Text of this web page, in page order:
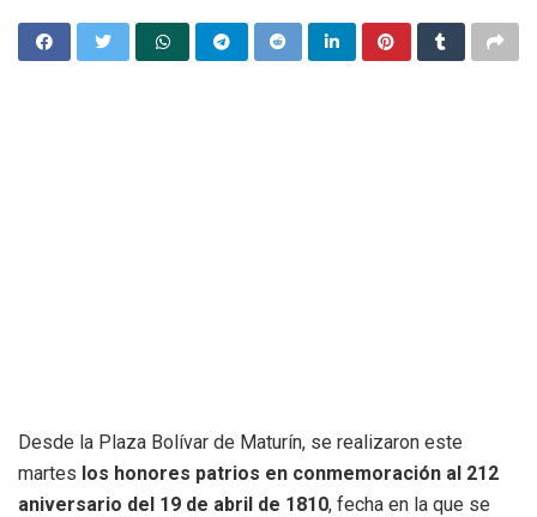
Desde la Plaza Bolívar de Maturín, se realizaron este
martes los honores patrios en conmemoración al 212
aniversario del 19 de abril de 1810, fecha en la que se